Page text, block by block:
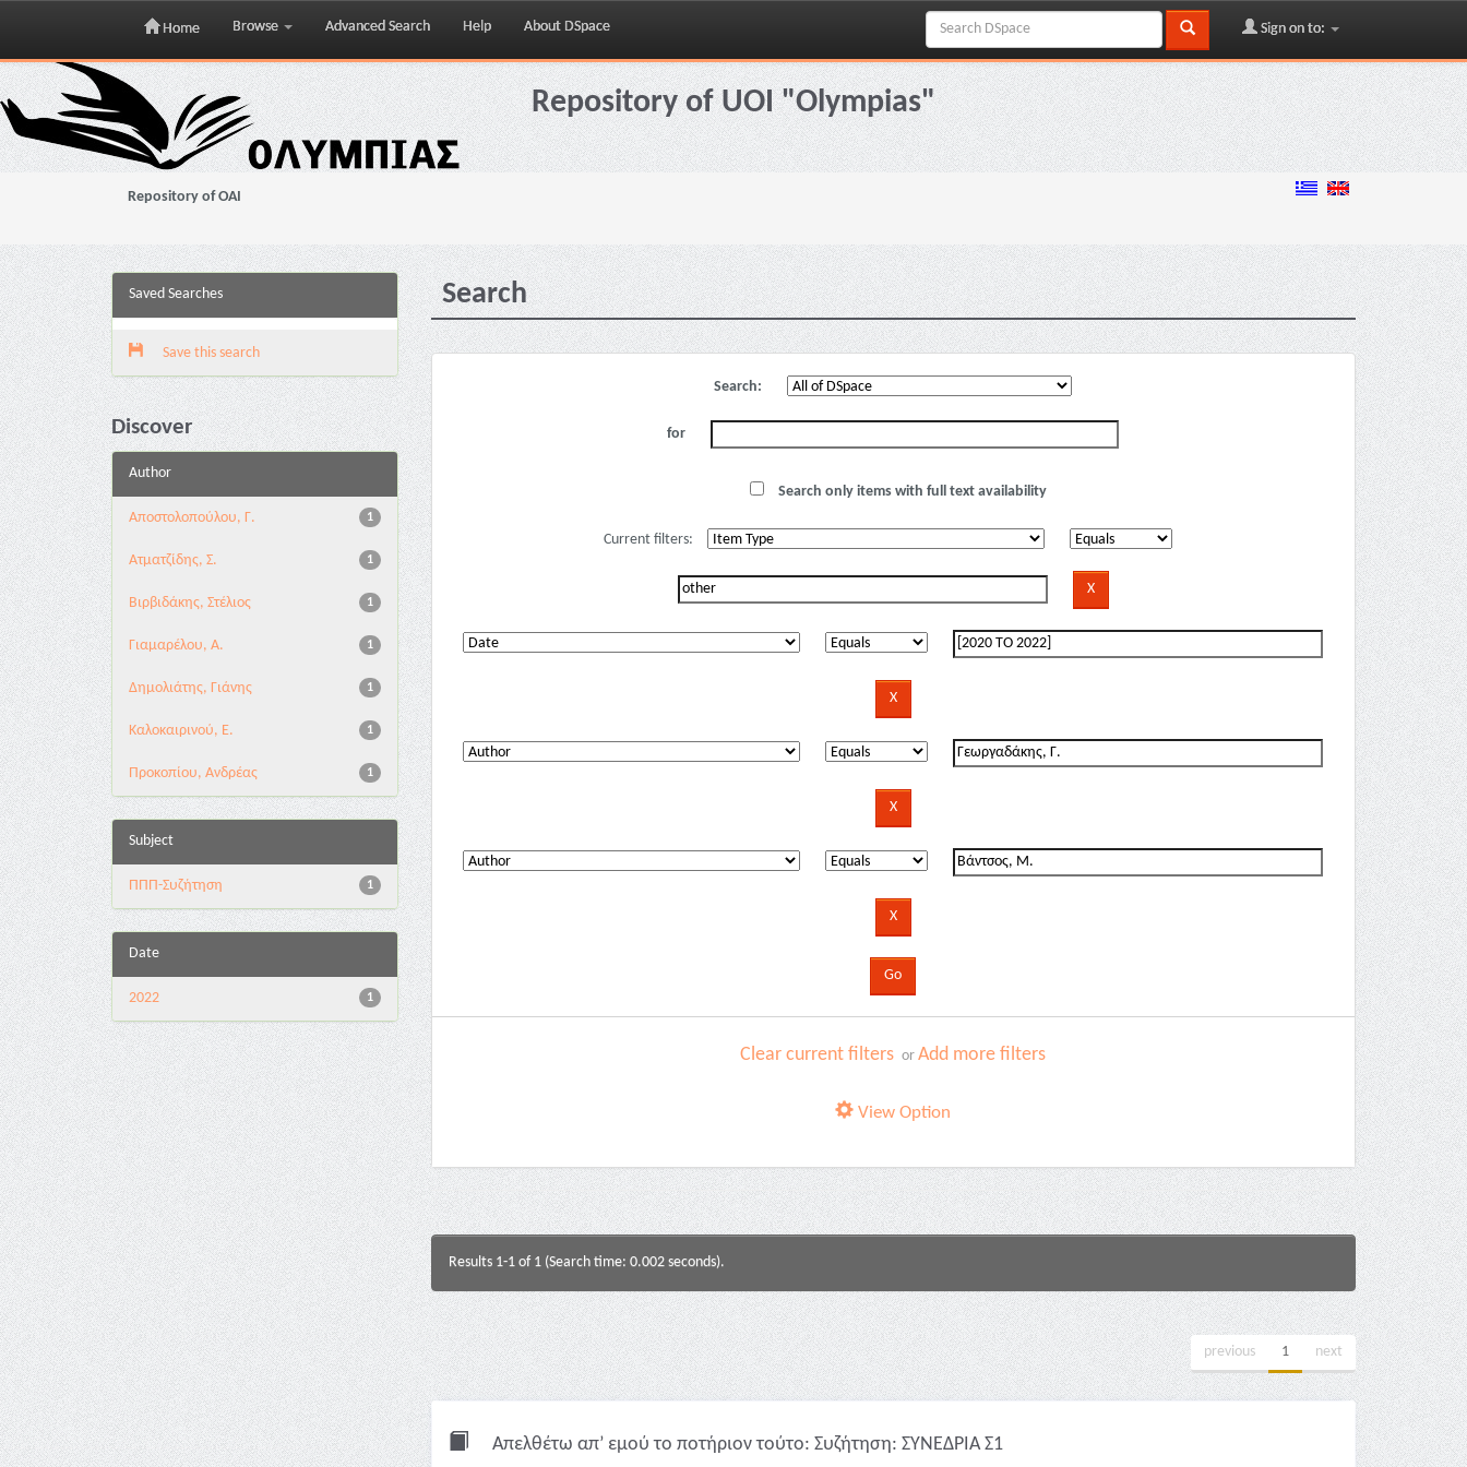
Skip
navigation
Home Browse Advanced Search Help About DSpace Sign on to:
Repository of UOI "Olympias"
Repository of OAI
Saved Searches
Save this search
Discover
Author
1
Αποστολοπούλου, Γ.
1
Ατματζίδης, Σ.
1
Βιρβιδάκης, Στέλιος
1
Γιαμαρέλου, Α.
1
Δημολιάτης, Γιάνης
1
Καλοκαιρινού, Ε.
1
Προκοπίου, Ανδρέας
Subject
1
ΠΠΠ-Συζήτηση
Date
1
2022
Search
Search:
for
Search only items with full text availability
Current filters:
Clear current filters orAdd more filters
View Option
Results 1-1 of 1 (Search time: 0.002 seconds).
previous 1 next
Απελθέτω απ’ εμού το ποτήριον τούτο: Συζήτηση: ΣΥΝΕΔΡΙΑ Σ1